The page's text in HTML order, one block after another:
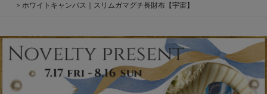
ホワイトキャンバス｜スリムガマグチ長財布【宇宙】